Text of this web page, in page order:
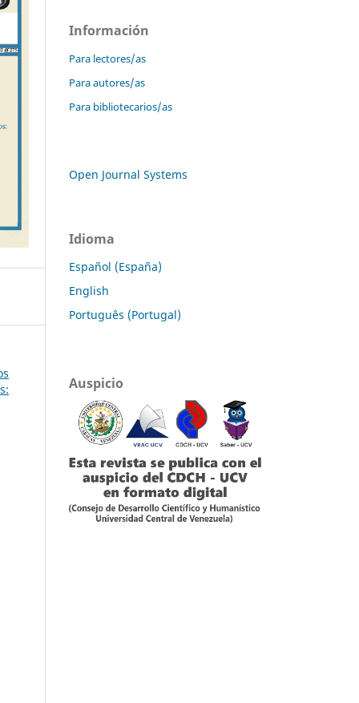
Información
Para lectores/as
Para autores/as
Para bibliotecarios/as
Open Journal Systems
Idioma
Español (España)
English
Português (Portugal)
Auspicio